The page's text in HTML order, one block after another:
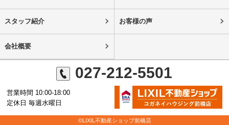
スタッフ紹介 お客様の声
会社概要
027-212-5501
営業時間 10:00-18:00
定休日 毎週水曜日
©LIXIL不動産ショップ前橋店